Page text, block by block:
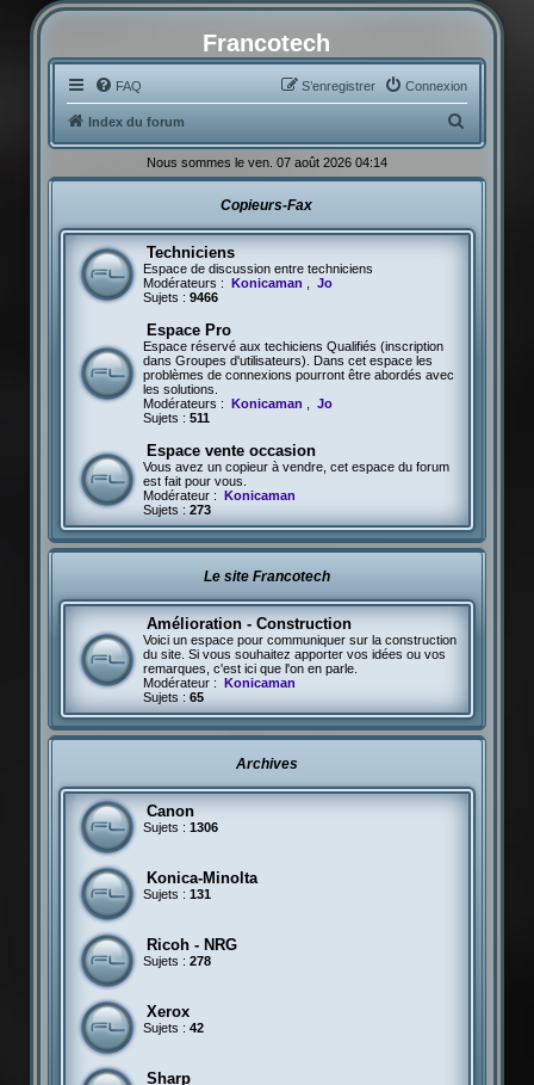
Francotech
FAQ Connexion
S’enregistrer
Index du forum
e
c
e
Nous sommes le ven. 07 août 2026 04:14
Copieurs-Fax
Techniciens
Espace de discussion entre techniciens
Modérateurs :
Konicaman , Jo
Sujets : 9466
Espace Pro
Espace réservé aux techiciens Qualifiés (inscription
dans Groupes d'utilisateurs). Dans cet espace les
problèmes de connexions pourront être abordés avec
les solutions.
Modérateurs :
Konicaman , Jo
Sujets : 511
Espace vente occasion
Vous avez un copieur à vendre, cet espace du forum
est fait pour vous.
Modérateur :
Konicaman
Sujets : 273
Le site Francotech
Amélioration - Construction
Voici un espace pour communiquer sur la construction
du site. Si vous souhaitez apporter vos idées ou vos
remarques, c'est ici que l'on en parle.
Modérateur :
Konicaman
Sujets : 65
Archives
Canon
Sujets : 1306
Konica-Minolta
Sujets : 131
Ricoh - NRG
Sujets : 278
Xerox
Sujets : 42
Sharp